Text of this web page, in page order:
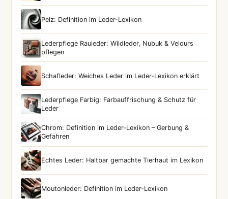
Pelz: Definition im Leder-Lexikon
Lederpflege Rauleder: Wildleder, Nubuk & Velours
pflegen
Schafleder: Weiches Leder im Leder-Lexikon erklärt
Lederpflege Farbig: Farbauffrischung & Schutz für
Leder
Chrom: Definition im Leder-Lexikon – Gerbung &
Gefahren
Echtes Leder: Haltbar gemachte Tierhaut im Lexikon
Moutonleder: Definition im Leder-Lexikon